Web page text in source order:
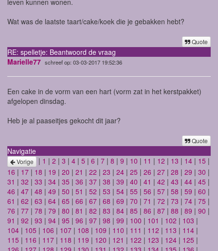
Wat was de laatste taart/cake/koek die je gebakken hebt?
Quote
RE: spelletje: Beantwoord de vraag
Marielle77 schreef op: 03-03-2017 19:52:36
Een cake in de vorm van een hart (vorm zat in het kerstpakket)
afgelopen dinsdag.
Heb je al paaseitjes gekocht dit jaar?
Quote
Navigatie
Vorige | 1 | 2 | 3 | 4 | 5 | 6 | 7 | 8 | 9 | 10 | 11 | 12 | 13 | 14 | 15 |
16 | 17 | 18 | 19 | 20 | 21 | 22 | 23 | 24 | 25 | 26 | 27 | 28 | 29 | 30 |
31 | 32 | 33 | 34 | 35 | 36 | 37 | 38 | 39 | 40 | 41 | 42 | 43 | 44 | 45 |
46 | 47 | 48 | 49 | 50 | 51 | 52 | 53 | 54 | 55 | 56 | 57 | 58 | 59 | 60 |
61 | 62 | 63 | 64 | 65 | 66 | 67 | 68 | 69 | 70 | 71 | 72 | 73 | 74 | 75 |
76 | 77 | 78 | 79 | 80 | 81 | 82 | 83 | 84 | 85 | 86 | 87 | 88 | 89 | 90 |
91 | 92 | 93 | 94 | 95 | 96 | 97 | 98 | 99 | 100 | 101 | 102 | 103 |
104 | 105 | 106 | 107 | 108 | 109 | 110 | 111 | 112 | 113 | 114 |
115 | 116 | 117 | 118 | 119 | 120 | 121 | 122 | 123 | 124 | 125 |